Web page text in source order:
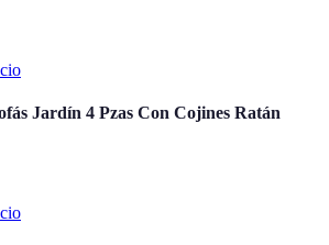
Jardín 4 Pzas Con Cojines Ratán